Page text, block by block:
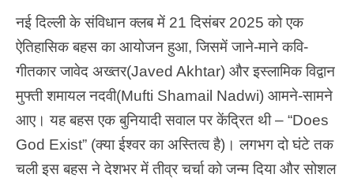
नई दिल्ली के संविधान क्लब में 21 दिसंबर 2025 को एक
ऐतिहासिक बहस का आयोजन हुआ, जिसमें जाने-माने कवि-
गीतकार जावेद अख्तर(Javed Akhtar) और इस्लामिक विद्वान
मुफ्ती शमायल नदवी(Mufti Shamail Nadwi) आमने-सामने
आए। यह बहस एक बुनियादी सवाल पर केंद्रित थी – “Does
God Exist” (क्या ईश्वर का अस्तित्व है)। लगभग दो घंटे तक
चली इस बहस ने देशभर में तीव्र चर्चा को जन्म दिया और सोशल